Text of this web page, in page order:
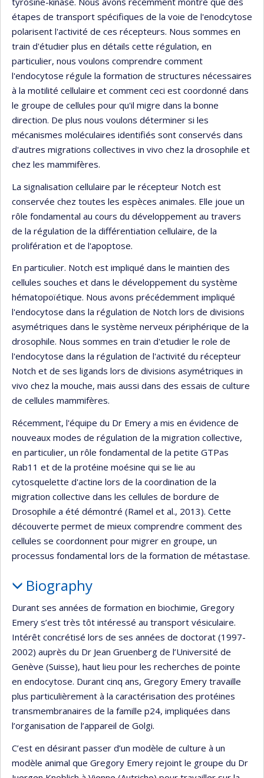
étapes de transport spécifiques de la voie de l'enodcytose
polarisent l'activité de ces récepteurs. Nous sommes en
train d'étudier plus en détails cette régulation, en
particulier, nous voulons comprendre comment
l'endocytose régule la formation de structures nécessaires
à la motilité cellulaire et comment ceci est coordonné dans
le groupe de cellules pour qu'il migre dans la bonne
direction. De plus nous voulons déterminer si les
mécanismes moléculaires identifiés sont conservés dans
d'autres migrations collectives in vivo chez la drosophile et
chez les mammifères.
La signalisation cellulaire par le récepteur Notch est
conservée chez toutes les espèces animales. Elle joue un
rôle fondamental au cours du développement au travers
de la régulation de la différentiation cellulaire, de la
prolifération et de l'apoptose.
En particulier. Notch est impliqué dans le maintien des
cellules souches et dans le développement du système
hématopoïétique. Nous avons précédemment impliqué
l'endocytose dans la régulation de Notch lors de divisions
asymétriques dans le système nerveux périphérique de la
drosophile. Nous sommes en train d'etudier le role de
l'endocytose dans la régulation de l'activité du récepteur
Notch et de ses ligands lors de divisions asymétriques in
vivo chez la mouche, mais aussi dans des essais de culture
de cellules mammifères.
Récemment, l'équipe du Dr Emery a mis en évidence de
nouveaux modes de régulation de la migration collective,
en particulier, un rôle fondamental de la petite GTPas
Rab11 et de la protéine moésine qui se lie au
cytosquelette d'actine lors de la coordination de la
migration collective dans les cellules de bordure de
Drosophile a été démontré (Ramel et al., 2013). Cette
découverte permet de mieux comprendre comment des
cellules se coordonnent pour migrer en groupe, un
processus fondamental lors de la formation de métastase.
Biography
Durant ses années de formation en biochimie, Gregory
Emery s’est très tôt intéressé au transport vésiculaire.
Intérêt concrétisé lors de ses années de doctorat (1997-
2002) auprès du Dr Jean Gruenberg de l’Université de
Genève (Suisse), haut lieu pour les recherches de pointe
en endocytose. Durant cinq ans, Gregory Emery travaille
plus particulièrement à la caractérisation des protéines
transmembranaires de la famille p24, impliquées dans
l’organisation de l’appareil de Golgi.
C’est en désirant passer d’un modèle de culture à un
modèle animal que Gregory Emery rejoint le groupe du Dr